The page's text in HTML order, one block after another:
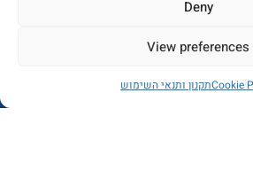
Deny
View preferences
Cookieתקנון ותנאי השימוש
יוחזר באופן מיידי. עמכם הסליחה